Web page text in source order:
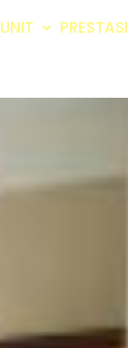
UNIT PRESTASI